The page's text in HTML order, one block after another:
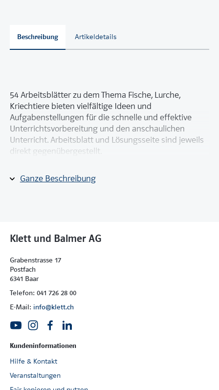
Beschreibung Artikeldetails
Ganze Beschreibung
54 Arbeitsblätter zu dem Thema Fische, Lurche,
Kriechtiere bieten vielfältige Ideen und
Aufgabenstellungen für die schnelle und effektive
Unterrichtsvorbereitung und den anschaulichen
Unterricht. Arbeitsblatt und Lösungsseite sind jeweils
direkt gegenübergestellt.
Materialsammlung
Klett und Balmer AG
Grabenstrasse 17
Postfach
6341 Baar
Telefon: 041 726 28 00
E-Mail: info@klett.ch
Kundeninformationen
Hilfe & Kontakt
Veranstaltungen